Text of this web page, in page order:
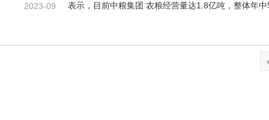
2023-09
表示，目前中粮集团 农粮经营量达1.8亿吨，整体年